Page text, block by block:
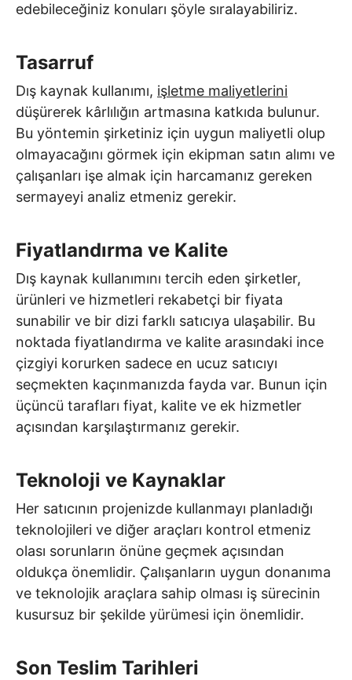
edebileceğiniz konuları şöyle sıralayabiliriz.
Tasarruf
Dış kaynak kullanımı, işletme maliyetlerini
düşürerek kârlılığın artmasına katkıda bulunur.
Bu yöntemin şirketiniz için uygun maliyetli olup
olmayacağını görmek için ekipman satın alımı ve
çalışanları işe almak için harcamanız gereken
sermayeyi analiz etmeniz gerekir.
Fiyatlandırma ve Kalite
Dış kaynak kullanımını tercih eden şirketler,
ürünleri ve hizmetleri rekabetçi bir fiyata
sunabilir ve bir dizi farklı satıcıya ulaşabilir. Bu
noktada fiyatlandırma ve kalite arasındaki ince
çizgiyi korurken sadece en ucuz satıcıyı
seçmekten kaçınmanızda fayda var. Bunun için
üçüncü tarafları fiyat, kalite ve ek hizmetler
açısından karşılaştırmanız gerekir.
Teknoloji ve Kaynaklar
Her satıcının projenizde kullanmayı planladığı
teknolojileri ve diğer araçları kontrol etmeniz
olası sorunların önüne geçmek açısından
oldukça önemlidir. Çalışanların uygun donanıma
ve teknolojik araçlara sahip olması iş sürecinin
kusursuz bir şekilde yürümesi için önemlidir.
Son Teslim Tarihleri